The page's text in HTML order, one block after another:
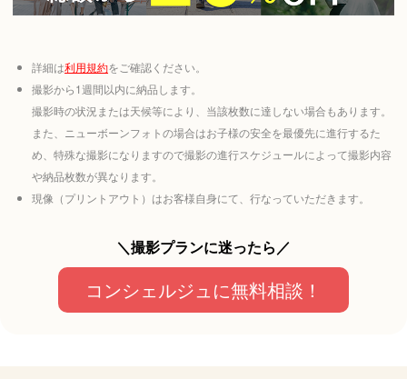
詳細は利用規約をご確認ください。
撮影から1週間以内に納品します。
撮影時の状況または天候等により、当該枚数に達しない場合もあります。
また、ニューボーンフォトの場合はお子様の安全を最優先に進行するた
め、特殊な撮影になりますので撮影の進行スケジュールによって撮影内容
や納品枚数が異なります。
現像（プリントアウト）はお客様自身にて、行なっていただきます。
＼撮影プランに迷ったら／
コンシェルジュに無料相談！